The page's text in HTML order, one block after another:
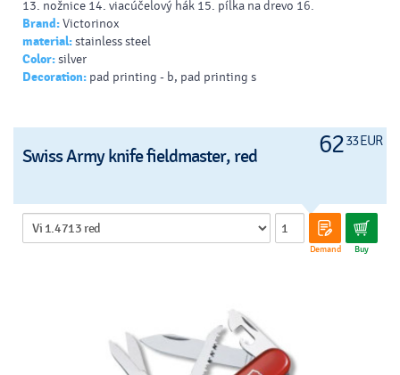
13. nožnice 14. viacúčelový hák 15. pílka na drevo 16.
odstraňovač šupín s 17. - nástrojom na vyberanie háčika 18. -
pravítkom (cm+palce) 19. pilník na nechty s 20. - pilníkom na
železo 21. - čističom na nechty 22. - pílkou na železo 23.
skrutkovač 2,5 mm 24. dláto a škrabka 25. kliešte so 26. -
Brand:Victorinox
material:stainless steel
Color:silver
Decoration: pad printing - b, pad printing s
6233 EUR
Swiss Army knife fieldmaster, red
Demand Buy